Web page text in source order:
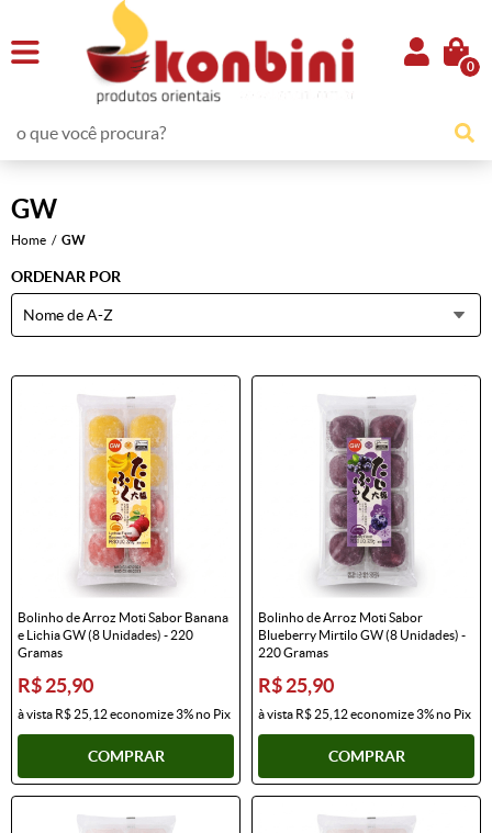
0
GW
Home GW
ORDENAR POR
Nome de A-Z
Bolinho de Arroz Moti Sabor Banana
e Lichia GW (8 Unidades) - 220
Gramas
R$ 25,90
à vista R$ 25,12economize3%no Pix
COMPRAR
Bolinho de Arroz Moti Sabor
Blueberry Mirtilo GW (8 Unidades) -
220 Gramas
R$ 25,90
à vista R$ 25,12economize3%no Pix
COMPRAR